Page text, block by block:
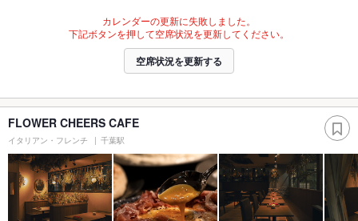
カレンダーの更新に失敗しました。
下記ボタンを押して空席状況を更新してください。
空席状況を更新する
FLOWER CHEERS CAFE
イタリアン・フレンチ 千葉駅